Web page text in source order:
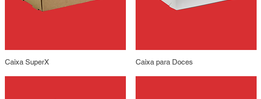
Caixa SuperX Caixa para Doces